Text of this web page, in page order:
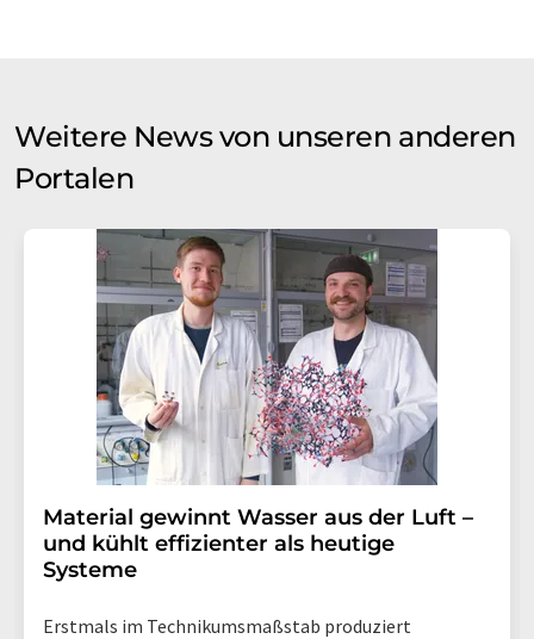
Weitere News von unseren anderen
Portalen
Material gewinnt Wasser aus der Luft –
und kühlt effizienter als heutige
Systeme
Erstmals im Technikumsmaßstab produziert